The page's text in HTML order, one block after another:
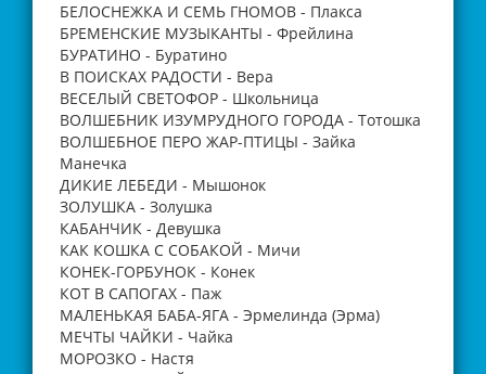
БЕЛОСНЕЖКА И СЕМЬ ГНОМОВ - Плакса
БРЕМЕНСКИЕ МУЗЫКАНТЫ - Фрейлина
БУРАТИНО - Буратино
В ПОИСКАХ РАДОСТИ - Вера
ВЕСЕЛЫЙ СВЕТОФОР - Школьница
ВОЛШЕБНИК ИЗУМРУДНОГО ГОРОДА - Тотошка
ВОЛШЕБНОЕ ПЕРО ЖАР-ПТИЦЫ - Зайка
Манечка
ДИКИЕ ЛЕБЕДИ - Мышонок
ЗОЛУШКА - Золушка
КАБАНЧИК - Девушка
КАК КОШКА С СОБАКОЙ - Мичи
КОНЕК-ГОРБУНОК - Конек
КОТ В САПОГАХ - Паж
МАЛЕНЬКАЯ БАБА-ЯГА - Эрмелинда (Эрма)
МЕЧТЫ ЧАЙКИ - Чайка
МОРОЗКО - Настя